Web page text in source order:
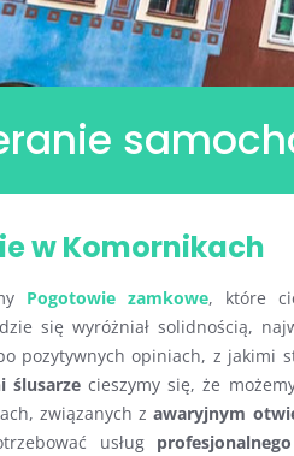
w Komornikach
Pogotowie zamkowe, które
się wyróżniał solidnością,
pozytywnych opiniach, z
ślusarze cieszymy się, że
związanych zawaryjnym
usług